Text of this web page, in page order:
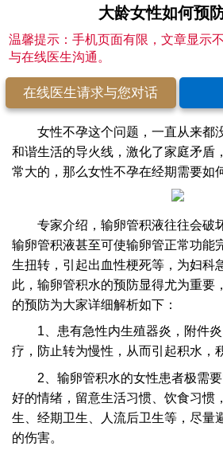
大龄女性如何预
温馨提示：手机页面有限，文章显示
与在线医生沟通。
在线医生请求与您对话
女性不孕这个问题，一直从来都
和谐生活的导火线，激化了家庭矛盾
常大的，那么女性不孕在经期需要如
专家介绍，输卵管积液往往会破
输卵管积液甚至可使输卵管正常功能
生扭转，引起出血性梗死等，为妇科
此，输卵管积水的预防显得尤为重要
的预防为大家详细解析如下：
1、患有急性内生殖器炎，附件炎
疗，防止转为慢性，从而引起积水，
2、输卵管积水的女性患者极需要
好的情绪，留意生活习惯、饮食习惯
生、经期卫生、人流后卫生等，尽量
的伤害。